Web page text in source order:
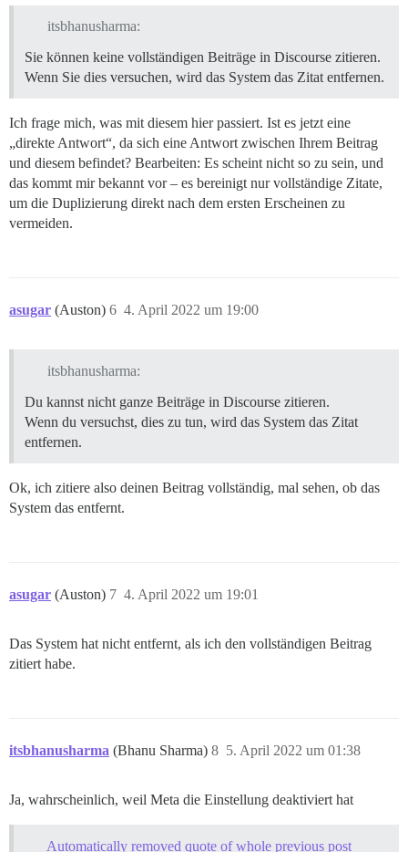
itsbhanusharma:
Sie können keine vollständigen Beiträge in Discourse zitieren.
Wenn Sie dies versuchen, wird das System das Zitat entfernen.
Ich frage mich, was mit diesem hier passiert. Ist es jetzt eine
„direkte Antwort“, da sich eine Antwort zwischen Ihrem Beitrag
und diesem befindet? Bearbeiten: Es scheint nicht so zu sein, und
das kommt mir bekannt vor – es bereinigt nur vollständige Zitate,
um die Duplizierung direkt nach dem ersten Erscheinen zu
vermeiden.
asugar (Auston) 4. April 2022 um 19:00
6
itsbhanusharma:
Du kannst nicht ganze Beiträge in Discourse zitieren.
Wenn du versuchst, dies zu tun, wird das System das Zitat
entfernen.
Ok, ich zitiere also deinen Beitrag vollständig, mal sehen, ob das
System das entfernt.
asugar (Auston) 4. April 2022 um 19:01
7
Das System hat nicht entfernt, als ich den vollständigen Beitrag
zitiert habe.
itsbhanusharma (Bhanu Sharma) 5. April 2022 um 01:38
8
Ja, wahrscheinlich, weil Meta die Einstellung deaktiviert hat
Automatically removed quote of whole previous post